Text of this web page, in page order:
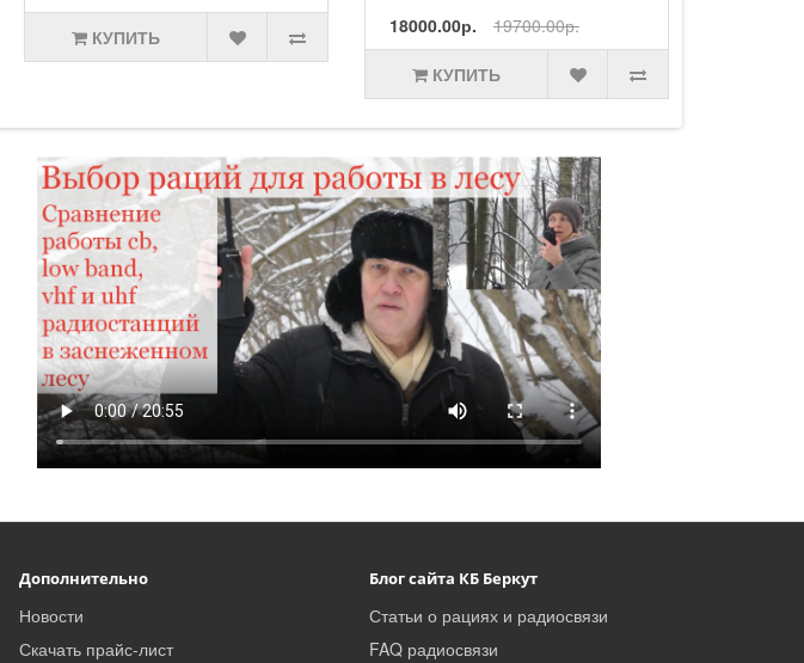
КУПИТЬ 18000.00р. 19700.00р.
КУПИТЬ
Дополнительно
Новости
Скачать прайс-лист
Блог сайта КБ Беркут
Статьи о рациях и радиосвязи
FAQ радиосвязи